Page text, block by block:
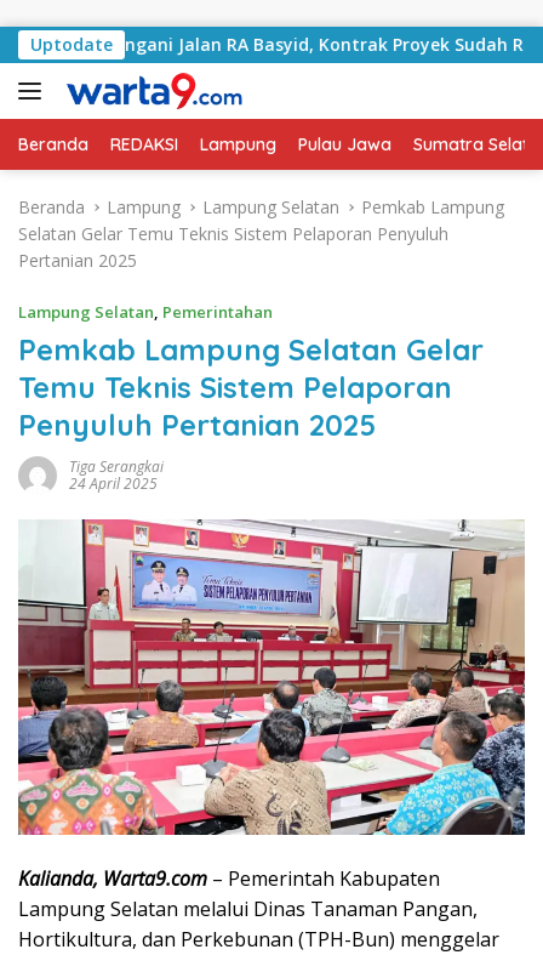
Uptodate
Tangani Jalan RA Basyid, Kontrak Proyek Sudah Rampung
Beranda REDAKSI Lampung Pulau Jawa Sumatra
Beranda Lampung Lampung Selatan
Pemkab Lampung
Selatan Gelar Temu Teknis Sistem Pelaporan Penyuluh
Pertanian 2025
Lampung Selatan, Pemerintahan
Pemkab Lampung Selatan Gelar
Temu Teknis Sistem Pelaporan
Penyuluh Pertanian 2025
Tiga Serangkai
24 April 2025
Kalianda, Warta9.com – Pemerintah Kabupaten
Lampung Selatan melalui Dinas Tanaman Pangan,
Hortikultura, dan Perkebunan (TPH-Bun) menggelar